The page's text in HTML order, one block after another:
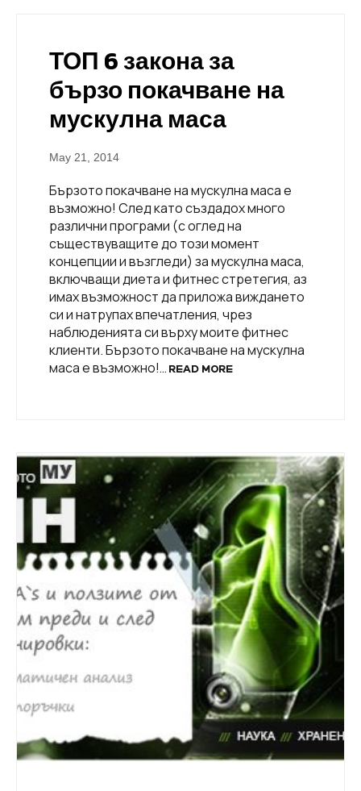
ТОП 6 закона за
бързо покачване на
мускулна маса
May 21, 2014
Бързото покачване на мускулна маса е
възможно! След като създадох много
различни програми (с оглед на
съществуващите до този момент
концепции и възгледи) за мускулна маса,
включващи диета и фитнес стретегия, аз
имах възможност да приложа виждането
си и натрупах впечатления, чрез
наблюденията си върху моите фитнес
клиенти. Бързото покачване на мускулна
маса е възможно!… READ MORE